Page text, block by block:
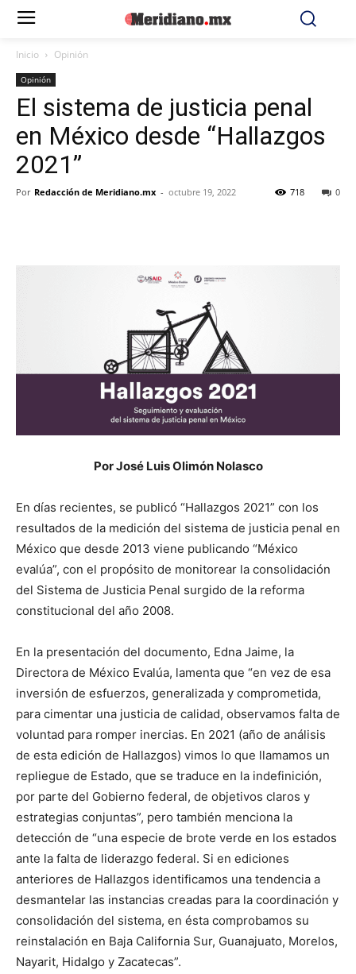
Inicio Opinión
Opinión
El sistema de justicia penal
en México desde “Hallazgos
2021”
Por Redacción de Meridiano.mx - octubre 19, 2022 0
718
Por José Luis Olimón Nolasco
En días recientes, se publicó “Hallazgos 2021” con los
resultados de la medición del sistema de justicia penal en
México que desde 2013 viene publicando “México
evalúa”, con el propósito de monitorear la consolidación
del Sistema de Justicia Penal surgido de la reforma
constitucional del año 2008.
En la presentación del documento, Edna Jaime, la
Directora de México Evalúa, lamenta que “en vez de esa
inversión de esfuerzos, generalizada y comprometida,
para cimentar una justicia de calidad, observamos falta de
voluntad para romper inercias. En 2021 (año de análisis
de esta edición de Hallazgos) vimos lo que llamamos un
repliegue de Estado, que se traduce en la indefinición,
por parte del Gobierno federal, de objetivos claros y
estrategias conjuntas”, pero también menciona la
detección de “una especie de brote verde en los estados
ante la falta de liderazgo federal. Si en ediciones
anteriores de Hallazgos identificamos una tendencia a
desmantelar las instancias creadas para la coordinación y
consolidación del sistema, en ésta comprobamos su
reinstalación en Baja California Sur, Guanajuato, Morelos,
Nayarit, Hidalgo y Zacatecas”.